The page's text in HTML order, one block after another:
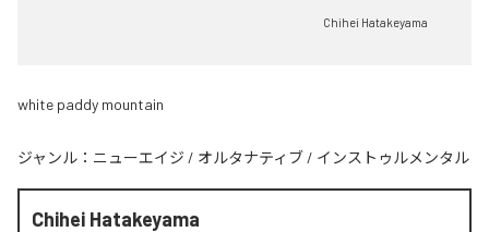
Chihei Hatakeyama
white paddy mountain
ジャンル： ニューエイジ / オルタナティブ / インストゥルメンタル
Chihei Hatakeyama